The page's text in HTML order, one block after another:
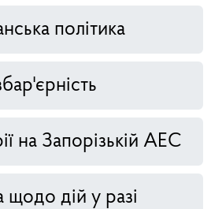
політика
на Запорізькій АЕС
щодо дій у разі